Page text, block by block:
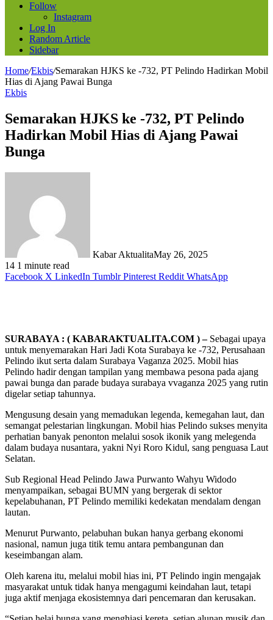
Follow
Instagram
Log In
Random Article
Sidebar
Home/Ekbis/Semarakan HJKS ke -732, PT Pelindo Hadirkan Mobil
Hias di Ajang Pawai Bunga
Ekbis
Semarakan HJKS ke -732, PT Pelindo
Hadirkan Mobil Hias di Ajang Pawai
Bunga
Kabar AktualitaMay 26, 2025
14 1 minute read
Facebook X LinkedIn Tumblr Pinterest Reddit WhatsApp
SURABAYA : ( KABARAKTUALITA.COM ) –Sebagai upaya
untuk menyemarakan Hari Jadi Kota Surabaya ke -732, Perusahaan
Pelindo ikut serta dalam Surabaya Vaganza 2025. Mobil hias
Pelindo hadir dengan tampilan yang membawa pesona pada ajang
pawai bunga dan parade budaya surabaya vvaganza 2025 yang rutin
digelar setiap tahunnya.
Mengusung desain yang memadukan legenda, kemegahan laut, dan
semangat pelestarian lingkungan. Mobil hias Pelindo sukses menyita
perhatian banyak penonton melalui sosok ikonik yang melegenda
dalam budaya nusantara, yakni Nyi Roro Kidul, sang penguasa Laut
Selatan.
Sub Regional Head Pelindo Jawa Purwanto Wahyu Widodo
menyampaikan, sebagai BUMN yang bergerak di sektor
kepelabuhanan, PT Pelindo memiliki kedekatan mendalam dengan
lautan.
Menurut Purwanto, pelabuhan bukan hanya gerbang ekonomi
nasional, namun juga titik temu antara pembangunan dan
keseimbangan alam.
Oleh karena itu, melalui mobil hias ini, PT Pelindo ingin mengajak
masyarakat untuk tidak hanya mengagumi keindahan laut, tetapi
juga aktif menjaga ekosistemnya dari pencemaran dan kerusakan.